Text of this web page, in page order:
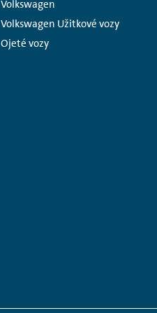
Volkswagen
Volkswagen Užitkové vozy
Ojeté vozy